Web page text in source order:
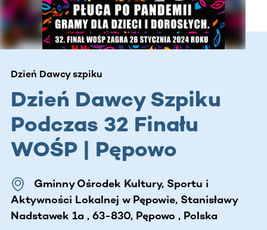
Dzień Dawcy szpiku
Dzień Dawcy Szpiku
Podczas 32 Finału
WOŚP | Pępowo
Gminny Ośrodek Kultury, Sportu i
Aktywności Lokalnej w Pępowie, Stanisławy
Nadstawek 1a , 63-830, Pępowo , Polska